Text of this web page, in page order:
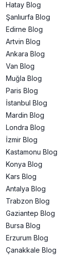
Hatay Blog
Şanlıurfa Blog
Edirne Blog
Artvin Blog
Ankara Blog
Van Blog
Muğla Blog
Paris Blog
İstanbul Blog
Mardin Blog
Londra Blog
İzmir Blog
Kastamonu Blog
Konya Blog
Kars Blog
Antalya Blog
Trabzon Blog
Gaziantep Blog
Bursa Blog
Erzurum Blog
Çanakkale Blog